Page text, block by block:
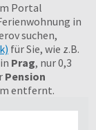
Portal
in
suchen,
für Sie, wie z.B.
in Prag, nur 0,3
Pension
entfernt.